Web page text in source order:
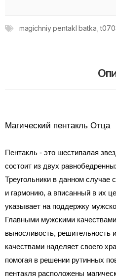
magichniy pentakl batka ,
Магический пентакль Отца
Пентакль - это шестипалая
состоит из двух
Треугольники в данном случае
и гармонию, а вписанный в их
указывает на поддержку
Главными мужскими
выносливость, решительность
качествами наделяет своего
помогая в решении рутинных
пентакля расположены